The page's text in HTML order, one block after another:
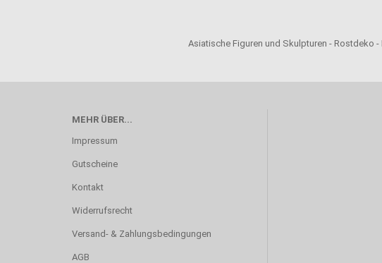
Asiatische Figuren und Skulpturen - Rostdeko
MEHR ÜBER...
Impressum
Gutscheine
Kontakt
Widerrufsrecht
Versand- & Zahlungsbedingungen
AGB